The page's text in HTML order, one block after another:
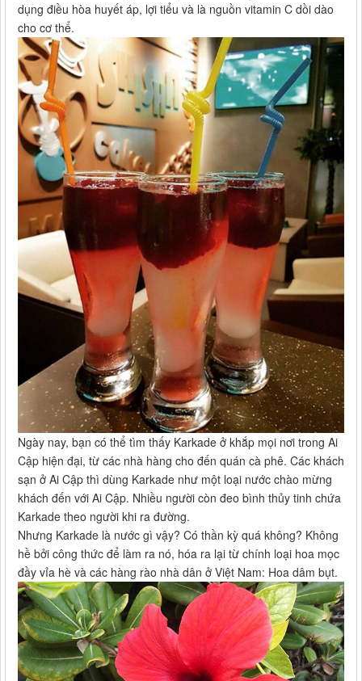
dụng điều hòa huyết áp, lợi tiểu và là nguồn vitamin C dồi dào
cho cơ thể.
Ngày nay, bạn có thể tìm thấy Karkade ở khắp mọi nơi trong Ai
Cập hiện đại, từ các nhà hàng cho đến quán cà phê. Các khách
sạn ở Ai Cập thì dùng Karkade như một loại nước chào mừng
khách đến với Ai Cập. Nhiều người còn đeo bình thủy tinh chứa
Karkade theo người khi ra đường.
Nhưng Karkade là nước gì vậy? Có thần kỳ quá không? Không
hề bởi công thức để làm ra nó, hóa ra lại từ chính loại hoa mọc
đầy vỉa hè và các hàng rào nhà dân ở Việt Nam: Hoa dâm bụt.